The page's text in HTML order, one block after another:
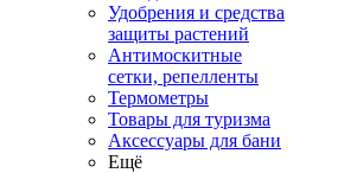
Удобрения и средства
защиты растений
Антимоскитные
сетки, репелленты
Термометры
Товары для туризма
Аксессуары для бани
Ещё